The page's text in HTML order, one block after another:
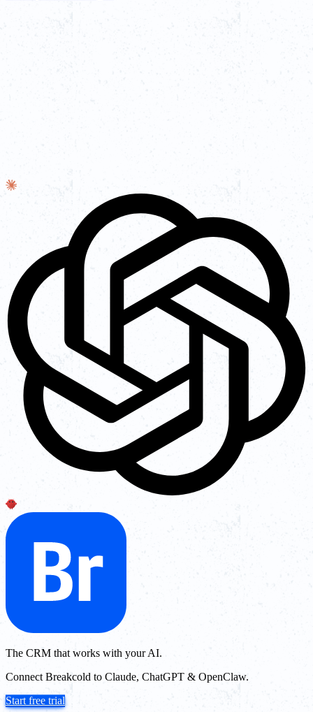
The CRM that works with your AI.
Connect Breakcold to Claude, ChatGPT & OpenClaw.
Start free trial